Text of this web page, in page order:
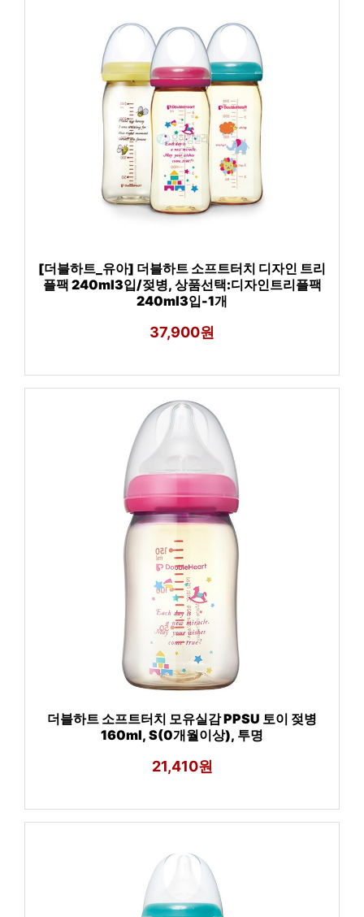
[더블하트_유아] 더블하트 소프트터치 디자인 트리
플팩 240ml3입/젖병, 상품선택:디자인트리플팩
240ml3입-1개
37,900원
더블하트 소프트터치 모유실감 PPSU 토이 젖병
160ml, S(0개월이상), 투명
21,410원